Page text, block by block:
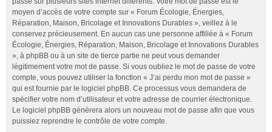
moyen d’accès de votre compte sur « Forum Écologie, Énergies,
Réparation, Maison, Bricolage et Innovations Durables », veillez à le
conservez précieusement. En aucun cas une personne affiliée à « Forum
Écologie, Énergies, Réparation, Maison, Bricolage et Innovations Durables
», à phpBB ou à un site de tierce partie ne peut vous demander
légitimement votre mot de passe. Si vous oubliez le mot de passe de votre
compte, vous pouvez utiliser la fonction « J’ai perdu mon mot de passe »
qui est fournie par le logiciel phpBB. Ce processus vous demandera de
spécifier votre nom d’utilisateur et votre adresse de courrier électronique.
Le logiciel phpBB générera alors un nouveau mot de passe afin que vous
puissiez reprendre le contrôle de votre compte.